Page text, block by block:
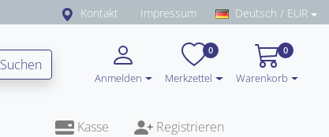
Kontakt Impressum Deutsch / EUR
Suchen
Anmelden Merkzettel
0
Warenkorb
0
Kasse Registrieren